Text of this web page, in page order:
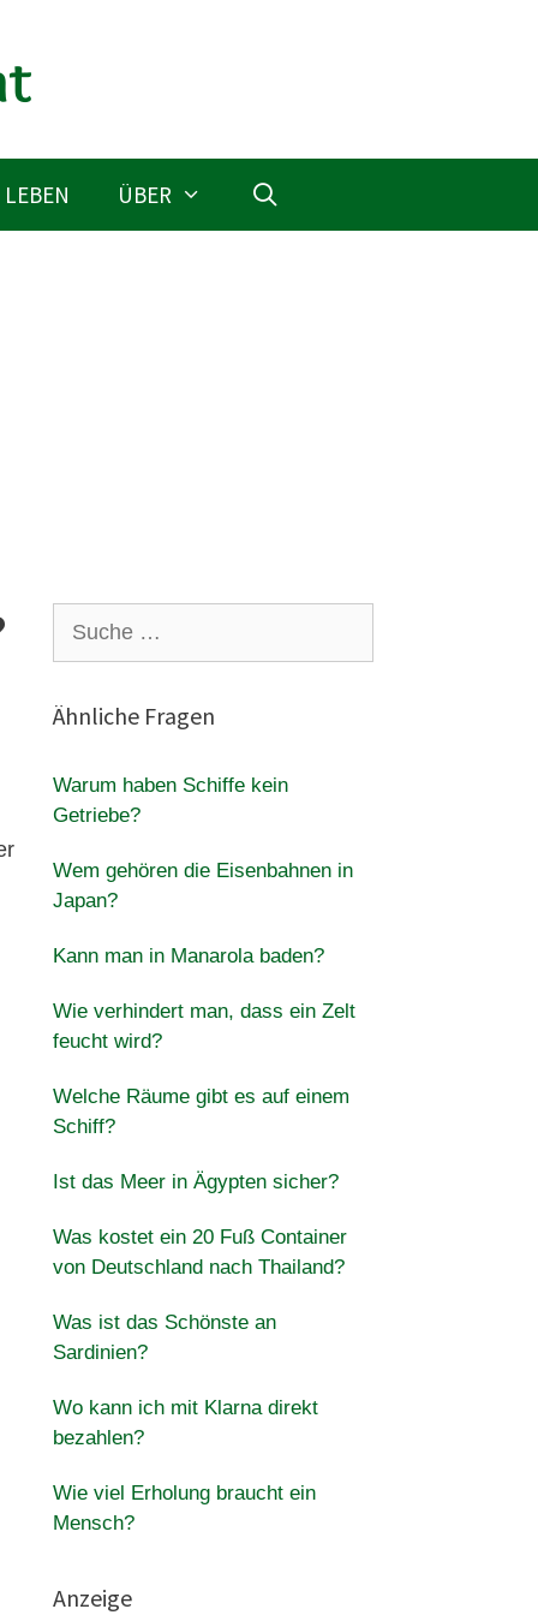
ÜBER
nach:
Ähnliche Fragen
Warum haben Schiffe kein
Getriebe?
Wem gehören die Eisenbahnen in
Japan?
Kann man in Manarola baden?
Wie verhindert man, dass ein Zelt
feucht wird?
Welche Räume gibt es auf einem
Schiff?
Ist das Meer in Ägypten sicher?
Was kostet ein 20 Fuß Container
von Deutschland nach Thailand?
Was ist das Schönste an
Sardinien?
Wo kann ich mit Klarna direkt
bezahlen?
Wie viel Erholung braucht ein
Mensch?
Anzeige